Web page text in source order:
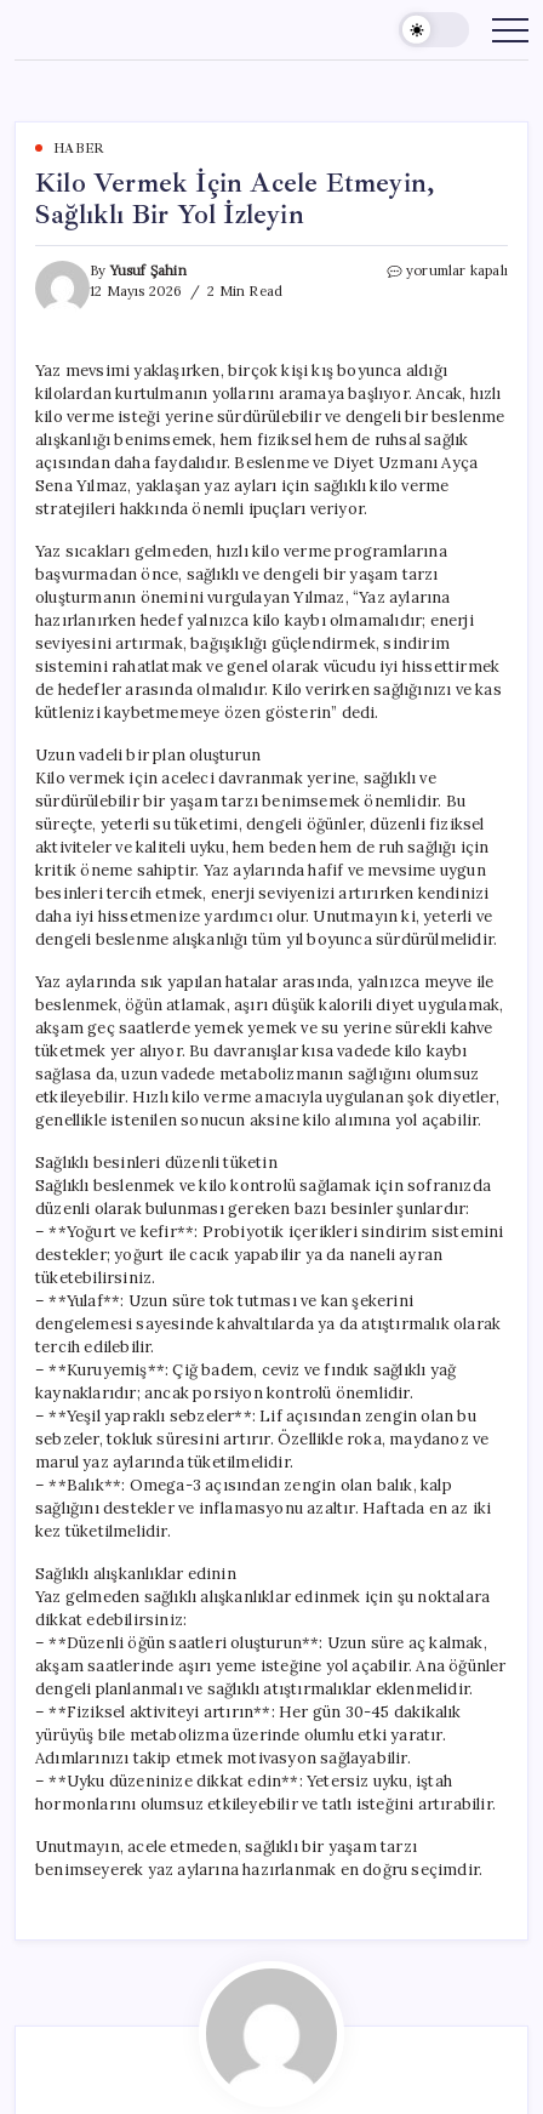
content
HABER
Kilo Vermek İçin Acele Etmeyin,
Sağlıklı Bir Yol İzleyin
ByYusuf Şahin
12 Mayıs 2026
2 Min Read
Kilo
Sağlıklı
Bir
Yol
İzleyin
yorumlar kapalı
Yaz mevsimi yaklaşırken, birçok kişi kış boyunca aldığı
kilolardan kurtulmanın yollarını aramaya başlıyor. Ancak, hızlı
kilo verme isteği yerine sürdürülebilir ve dengeli bir beslenme
alışkanlığı benimsemek, hem fiziksel hem de ruhsal sağlık
açısından daha faydalıdır. Beslenme ve Diyet Uzmanı Ayça
Sena Yılmaz, yaklaşan yaz ayları için sağlıklı kilo verme
stratejileri hakkında önemli ipuçları veriyor.
Yaz sıcakları gelmeden, hızlı kilo verme programlarına
başvurmadan önce, sağlıklı ve dengeli bir yaşam tarzı
oluşturmanın önemini vurgulayan Yılmaz, “Yaz aylarına
hazırlanırken hedef yalnızca kilo kaybı olmamalıdır; enerji
seviyesini artırmak, bağışıklığı güçlendirmek, sindirim
sistemini rahatlatmak ve genel olarak vücudu iyi hissettirmek
de hedefler arasında olmalıdır. Kilo verirken sağlığınızı ve kas
kütlenizi kaybetmemeye özen gösterin” dedi.
Uzun vadeli bir plan oluşturun
Kilo vermek için aceleci davranmak yerine, sağlıklı ve
sürdürülebilir bir yaşam tarzı benimsemek önemlidir. Bu
süreçte, yeterli su tüketimi, dengeli öğünler, düzenli fiziksel
aktiviteler ve kaliteli uyku, hem beden hem de ruh sağlığı için
kritik öneme sahiptir. Yaz aylarında hafif ve mevsime uygun
besinleri tercih etmek, enerji seviyenizi artırırken kendinizi
daha iyi hissetmenize yardımcı olur. Unutmayın ki, yeterli ve
dengeli beslenme alışkanlığı tüm yıl boyunca sürdürülmelidir.
Yaz aylarında sık yapılan hatalar arasında, yalnızca meyve ile
beslenmek, öğün atlamak, aşırı düşük kalorili diyet uygulamak,
akşam geç saatlerde yemek yemek ve su yerine sürekli kahve
tüketmek yer alıyor. Bu davranışlar kısa vadede kilo kaybı
sağlasa da, uzun vadede metabolizmanın sağlığını olumsuz
etkileyebilir. Hızlı kilo verme amacıyla uygulanan şok diyetler,
genellikle istenilen sonucun aksine kilo alımına yol açabilir.
Sağlıklı besinleri düzenli tüketin
Sağlıklı beslenmek ve kilo kontrolü sağlamak için sofranızda
düzenli olarak bulunması gereken bazı besinler şunlardır:
– **Yoğurt ve kefir**: Probiyotik içerikleri sindirim sistemini
destekler; yoğurt ile cacık yapabilir ya da naneli ayran
tüketebilirsiniz.
– **Yulaf**: Uzun süre tok tutması ve kan şekerini
dengelemesi sayesinde kahvaltılarda ya da atıştırmalık olarak
tercih edilebilir.
– **Kuruyemiş**: Çiğ badem, ceviz ve fındık sağlıklı yağ
kaynaklarıdır; ancak porsiyon kontrolü önemlidir.
– **Yeşil yapraklı sebzeler**: Lif açısından zengin olan bu
sebzeler, tokluk süresini artırır. Özellikle roka, maydanoz ve
marul yaz aylarında tüketilmelidir.
– **Balık**: Omega-3 açısından zengin olan balık, kalp
sağlığını destekler ve inflamasyonu azaltır. Haftada en az iki
kez tüketilmelidir.
Sağlıklı alışkanlıklar edinin
Yaz gelmeden sağlıklı alışkanlıklar edinmek için şu noktalara
dikkat edebilirsiniz:
– **Düzenli öğün saatleri oluşturun**: Uzun süre aç kalmak,
akşam saatlerinde aşırı yeme isteğine yol açabilir. Ana öğünler
dengeli planlanmalı ve sağlıklı atıştırmalıklar eklenmelidir.
– **Fiziksel aktiviteyi artırın**: Her gün 30-45 dakikalık
yürüyüş bile metabolizma üzerinde olumlu etki yaratır.
Adımlarınızı takip etmek motivasyon sağlayabilir.
– **Uyku düzeninize dikkat edin**: Yetersiz uyku, iştah
hormonlarını olumsuz etkileyebilir ve tatlı isteğini artırabilir.
Unutmayın, acele etmeden, sağlıklı bir yaşam tarzı
benimseyerek yaz aylarına hazırlanmak en doğru seçimdir.